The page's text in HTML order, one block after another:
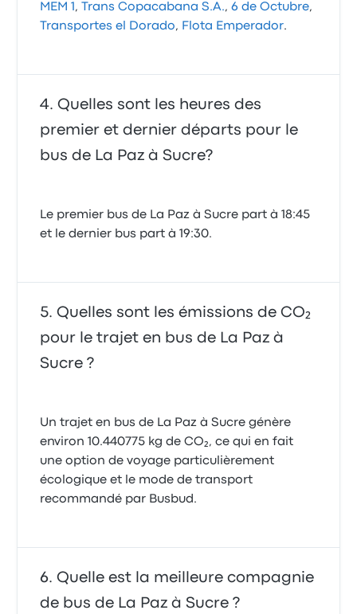
MEM 1 , Trans Copacabana S.A.,6 de Octubre,
Transportes el Dorado, Flota Emperador.
Quelles sont les heures des
premier et dernier départs pour le
bus de La Paz à Sucre?
Le premier bus de La Paz à Sucre part à 18:45
et le dernier bus part à 19:30.
Quelles sont les émissions de CO₂
pour le trajet en bus de La Paz à
Sucre ?
Un trajet en bus de La Paz à Sucre génère
environ 10.440775 kg de CO₂, ce qui en fait
une option de voyage particulièrement
écologique et le mode de transport
recommandé par Busbud.
Quelle est la meilleure compagnie
de bus de La Paz à Sucre ?